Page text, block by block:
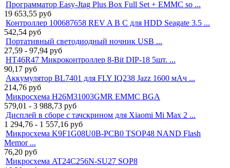
Программатор Easy-Jtag Plus Box Full Set + EMMC so ...
19 653,55 руб
Контроллер 100687658 REV A B C для HDD Seagate 3.5 ...
542,54 руб
Портативный светодиодный ночник USB ...
27,59 - 97,94 руб
HT46R47 Микроконтроллер 8-Bit DIP-18 5шт. ...
90,17 руб
Аккумулятор BL7401 для FLY IQ238 Jazz 1600 мАч ...
214,76 руб
Микросхема H26M31003GMR EMMC BGA
579,01 - 3 988,73 руб
Дисплей в сборе с тачскрином для Xiaomi Mi Max 2 ...
1 294,76 - 1 557,16 руб
Микросхема K9F1G08U0B-PCB0 TSOP48 NAND Flash
Memor ...
76,20 руб
Микросхема AT24C256N-SU27 SOP8